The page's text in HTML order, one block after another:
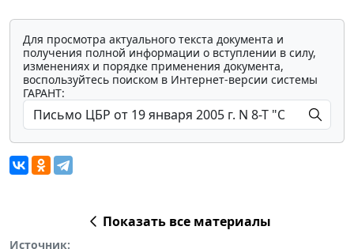
Для просмотра актуального текста документа и
получения полной информации о вступлении в силу,
изменениях и порядке применения документа,
воспользуйтесь поиском в Интернет-версии системы
ГАРАНТ:
Показать все материалы
Источник: